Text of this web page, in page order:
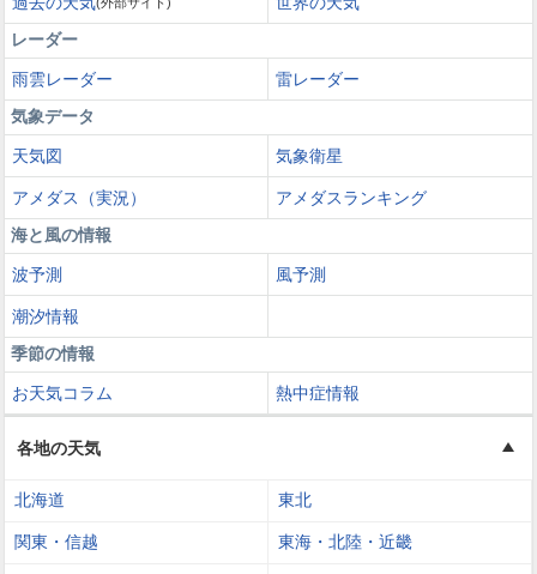
レーダー
雨雲レーダー
雷レーダー
気象データ
天気図 気象衛星
アメダス（実況）
アメダスランキング
海と風の情報
波予測 風予測
潮汐情報
季節の情報
お天気コラム 熱中症情報
各地の天気
北海道 東北
関東・信越 東海・北陸・近畿